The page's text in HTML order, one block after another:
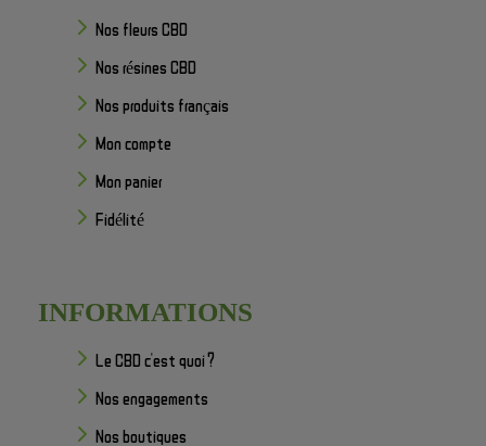
Nos fleurs CBD
Nos résines CBD
Nos produits français
Mon compte
Mon panier
Fidélité
INFORMATIONS
Le CBD c'est quoi ?
Nos engagements
Nos boutiques